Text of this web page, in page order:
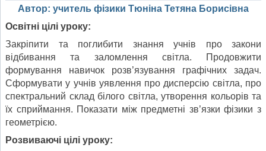
Автор: учитель фізики Тюніна Тетяна Борисівна
Освітні цілі уроку:
Закріпити та поглибити знання учнів про закони
відбивання та заломлення світла. Продовжити
формування навичок розв’язування графічних задач.
Сформувати у учнів уявлення про дисперсію світла, про
спектральний склад білого світла, утворення кольорів та
їх сприймання. Показати між предметні зв’язки фізики з
геометрією.
Розвиваючі цілі уроку: